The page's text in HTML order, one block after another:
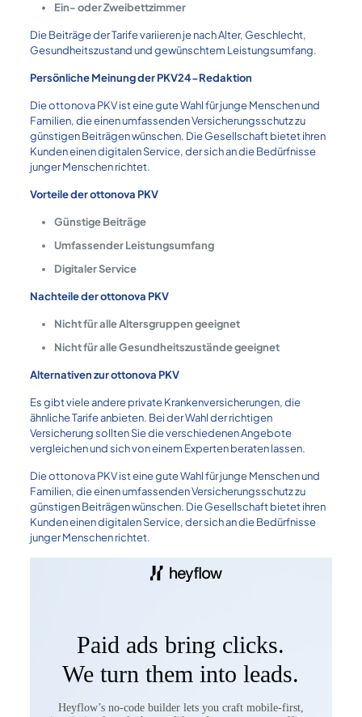
Ein- oder Zweibettzimmer
Die Beiträge der Tarife variieren je nach Alter, Geschlecht,
Gesundheitszustand und gewünschtem Leistungsumfang.
Persönliche Meinung der PKV24-Redaktion
Die ottonova PKV ist eine gute Wahl für junge Menschen und
Familien, die einen umfassenden Versicherungsschutz zu
günstigen Beiträgen wünschen. Die Gesellschaft bietet ihren
Kunden einen digitalen Service, der sich an die Bedürfnisse
junger Menschen richtet.
Vorteile der ottonova PKV
Günstige Beiträge
Umfassender Leistungsumfang
Digitaler Service
Nachteile der ottonova PKV
Nicht für alle Altersgruppen geeignet
Nicht für alle Gesundheitszustände geeignet
Alternativen zur ottonova PKV
Es gibt viele andere private Krankenversicherungen, die
ähnliche Tarife anbieten. Bei der Wahl der richtigen
Versicherung sollten Sie die verschiedenen Angebote
vergleichen und sich von einem Experten beraten lassen.
Die ottonova PKV ist eine gute Wahl für junge Menschen und
Familien, die einen umfassenden Versicherungsschutz zu
günstigen Beiträgen wünschen. Die Gesellschaft bietet ihren
Kunden einen digitalen Service, der sich an die Bedürfnisse
junger Menschen richtet.